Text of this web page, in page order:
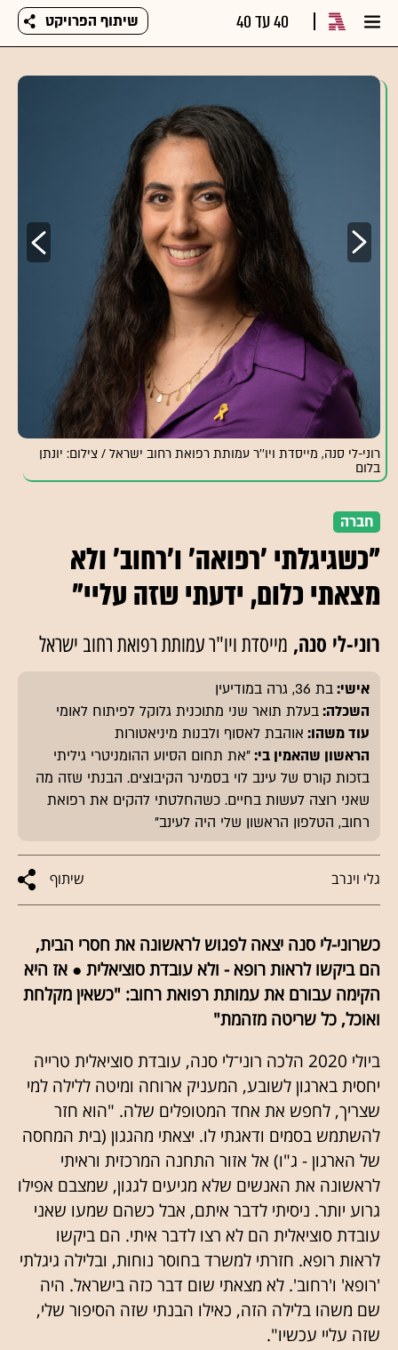
40 עד 40 שיתוף הפרויקט
חברה
"כשגיגלתי 'רפואה' ו'רחוב' ולא
מצאתי כלום, ידעתי שזה עליי"
רוני-לי סנה מייסדת ויו"ר עמותת רפואת רחוב ישראל
אישי:בת 36, גרה במודיעין
השכלה:בעלת תואר שני מתוכנית גלוקל לפיתוח לאומי
עוד משהו: אוהבת לאסוף ולבנות מיניאטורות
הראשון שהאמין בי:"את תחום הסיוע ההומניטרי גיליתי
בזכות קורס של עינב לוי בסמינר הקיבוצים. הבנתי שזה מה
שאני רוצה לעשות בחיים. כשהחלטתי להקים את רפואת
רחוב, הטלפון הראשון שלי היה לעינב"
גלי וינרב שיתוף
כשרוני-לי סנה יצאה לפגוש לראשונה את חסרי הבית,
הם ביקשו לראות רופא - ולא עובדת סוציאלית ● אז היא
הקימה עבורם את עמותת רפואת רחוב: "כשאין מקלחת
ואוכל, כל שריטה מזהמת"
ביולי 2020 הלכה רוני־לי סנה, עובדת סוציאלית טרייה
יחסית בארגון לשובע, המעניק ארוחה ומיטה ללילה למי
שצריך, לחפש את אחד המטופלים שלה. "הוא חזר
להשתמש בסמים ודאגתי לו. יצאתי מהגגון (בית המחסה
של הארגון - ג"ו) אל אזור התחנה המרכזית וראיתי
לראשונה את האנשים שלא מגיעים לגגון, שמצבם אפילו
גרוע יותר. ניסיתי לדבר איתם, אבל כשהם שמעו שאני
עובדת סוציאלית הם לא רצו לדבר איתי. הם ביקשו
לראות רופא. חזרתי למשרד בחוסר נוחות, ובלילה גיגלתי
'רופא' ו'רחוב'. לא מצאתי שום דבר כזה בישראל. היה
שם משהו בלילה הזה, כאילו הבנתי שזה הסיפור שלי,
שזה עליי עכשיו".
רוני-לי סנה, מייסדת ויו''ר עמותת רפואת רחוב ישראל / צילום: יונתן
בלום